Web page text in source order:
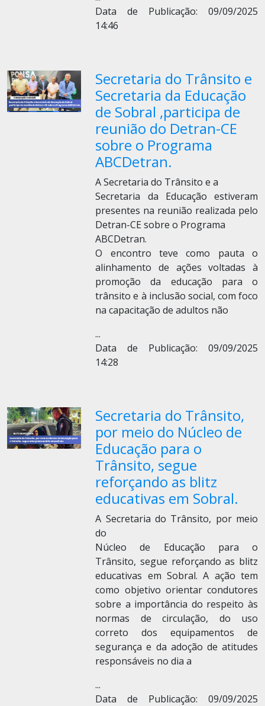
Data de Publicação: 09/09/2025
14:46
Secretaria do Trânsito e
Secretaria da Educação
de Sobral ,participa de
reunião do Detran-CE
sobre o Programa
ABCDetran.
A Secretaria do Trânsito e a
Secretaria da Educação estiveram
presentes na reunião realizada pelo
Detran-CE sobre o Programa
ABCDetran.
O encontro teve como pauta o
alinhamento de ações voltadas à
promoção da educação para o
trânsito e à inclusão social, com foco
na capacitação de adultos não
...
Data de Publicação: 09/09/2025
14:28
Secretaria do Trânsito,
por meio do Núcleo de
Educação para o
Trânsito, segue
reforçando as blitz
educativas em Sobral.
A Secretaria do Trânsito, por meio
do
Núcleo de Educação para o
Trânsito, segue reforçando as blitz
educativas em Sobral. A ação tem
como objetivo orientar condutores
sobre a importância do respeito às
normas de circulação, do uso
correto dos equipamentos de
segurança e da adoção de atitudes
responsáveis no dia a
...
Data de Publicação: 09/09/2025